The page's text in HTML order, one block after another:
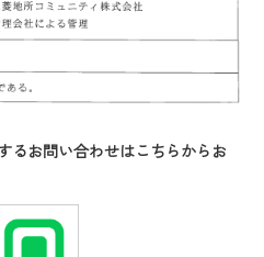
るお問い合わせはこちらからお